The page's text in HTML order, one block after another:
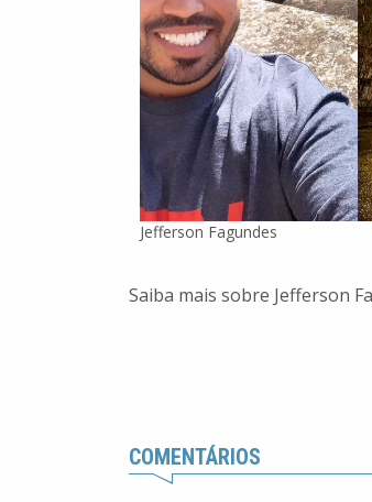
Jefferson Fagundes
Saiba mais sobre Jefferson
COMENTÁRIOS